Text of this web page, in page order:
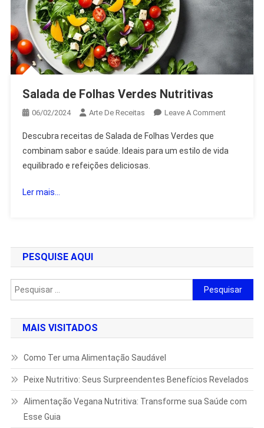
Salada de Folhas Verdes Nutritivas
06/02/2024 Arte De Receitas Leave A CommentOn
Folhas
Descubra receitas de Salada de Folhas Verdes que
combinam sabor e saúde. Ideais para um estilo de vida
equilibrado e refeições deliciosas.
Ler mais...
PESQUISE AQUI
Pesquisar
por:
MAIS VISITADOS
Como Ter uma Alimentação Saudável
Peixe Nutritivo: Seus Surpreendentes Benefícios Revelados
Alimentação Vegana Nutritiva: Transforme sua Saúde com
Esse Guia